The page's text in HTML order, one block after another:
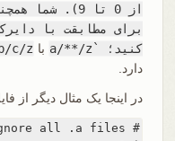
از 0 تا 9).
برای مطابقت با
کنید؛ `a/**/z
با c/z
دارد.
در اینجا یک مثال دیگر از